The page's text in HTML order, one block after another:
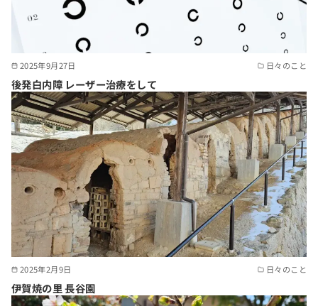
2025年9月27日 日々のこと
後発白内障 レーザー治療をして
2025年2月9日 日々のこと
伊賀焼の里 長谷園